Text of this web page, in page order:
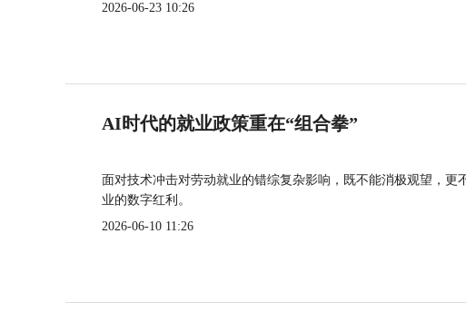
2026-06-23 10:26
AI时代的就业政策重在“组合拳”
面对技术冲击对劳动就业的错综复杂影响，既不能消极观望，
业的数字红利。
2026-06-10 11:26